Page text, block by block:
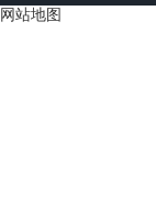
网站地图